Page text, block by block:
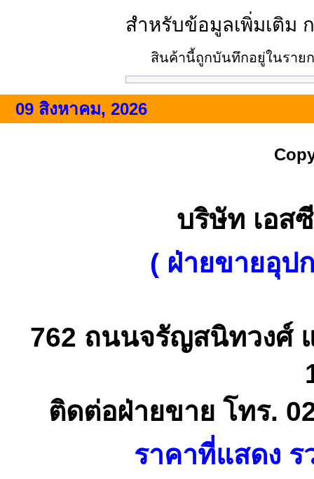
สำหรับข้อมูลเพิ่มเติม
สินค้านี้ถูกบันทึกอยู่ในราย
09 สิงหาคม, 2026
บริษัท เอส
( ฝ่ายขายอุป
762 ถนนจรัญสนิทวงศ์
ติดต่อฝ่ายขาย โทร.
ราคาที่แสดง